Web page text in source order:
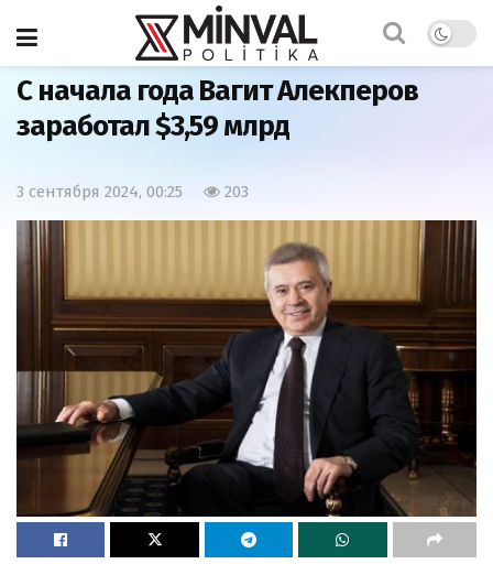
Главная Экономика
С начала года Вагит Алекперов
заработал $3,59 млрд
3 сентября 2024, 00:25 203